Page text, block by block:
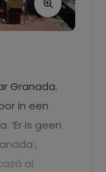
Granada.
in een
‘Er is geen
al.